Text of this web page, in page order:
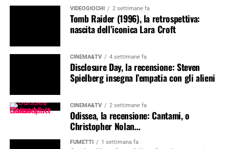
VIDEOGIOCHI 2 settimane fa
Tomb Raider (1996), la retrospettiva:
nascita dell’iconica Lara Croft
CINEMA&TV 4 settimane fa
Disclosure Day, la recensione: Steven
Spielberg insegna l’empatia con gli alieni
CINEMA&TV 2 settimane fa
Odissea, la recensione: Cantami, o
Christopher Nolan…
FUMETTI 1 settimana fa